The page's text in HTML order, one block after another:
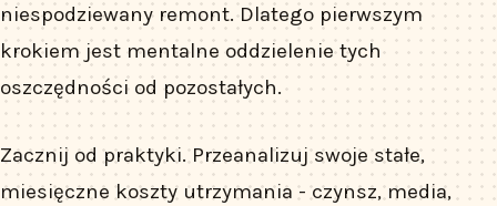
niespodziewany remont. Dlatego pierwszym
krokiem jest mentalne oddzielenie tych
oszczędności od pozostałych.
Zacznij od praktyki. Przeanalizuj swoje stałe,
miesięczne koszty utrzymania - czynsz, media,